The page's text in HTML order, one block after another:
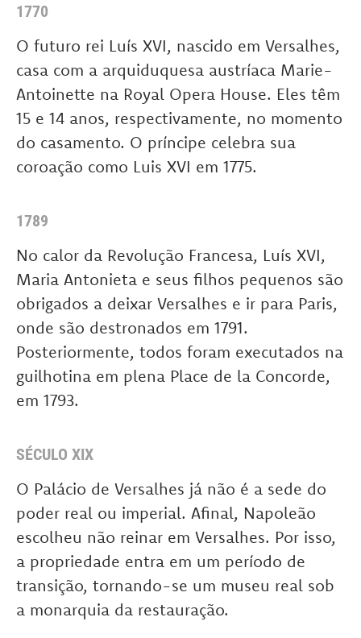
1770
O futuro rei Luís XVI, nascido em Versalhes,
casa com a arquiduquesa austríaca Marie-
Antoinette na Royal Opera House. Eles têm
15 e 14 anos, respectivamente, no momento
do casamento. O príncipe celebra sua
coroação como Luis XVI em 1775.
1789
No calor da Revolução Francesa, Luís XVI,
Maria Antonieta e seus filhos pequenos são
obrigados a deixar Versalhes e ir para Paris,
onde são destronados em 1791.
Posteriormente, todos foram executados na
guilhotina em plena Place de la Concorde,
em 1793.
SÉCULO XIX
O Palácio de Versalhes já não é a sede do
poder real ou imperial. Afinal, Napoleão
escolheu não reinar em Versalhes. Por isso,
a propriedade entra em um período de
transição, tornando-se um museu real sob
a monarquia da restauração.